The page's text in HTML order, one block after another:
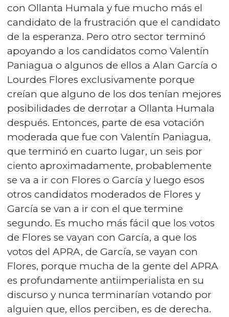
con Ollanta Humala y fue mucho más el
candidato de la frustración que el candidato
de la esperanza. Pero otro sector terminó
apoyando a los candidatos como Valentín
Paniagua o algunos de ellos a Alan García o
Lourdes Flores exclusivamente porque
creían que alguno de los dos tenían mejores
posibilidades de derrotar a Ollanta Humala
después. Entonces, parte de esa votación
moderada que fue con Valentín Paniagua,
que terminó en cuarto lugar, un seis por
ciento aproximadamente, probablemente
se va a ir con Flores o García y luego esos
otros candidatos moderados de Flores y
García se van a ir con el que termine
segundo. Es mucho más fácil que los votos
de Flores se vayan con García, a que los
votos del APRA, de García, se vayan con
Flores, porque mucha de la gente del APRA
es profundamente antiimperialista en su
discurso y nunca terminarían votando por
alguien que, ellos perciben, es de derecha.